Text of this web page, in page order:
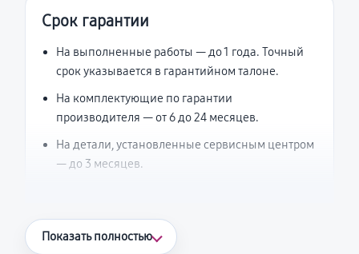
Срок гарантии
На выполненные работы — до 1 года. Точный
срок указывается в гарантийном талоне.
На комплектующие по гарантии
производителя — от 6 до 24 месяцев.
На детали, установленные сервисным центром
— до 3 месяцев.
Что считается гарантийным случаем
Показать полностью